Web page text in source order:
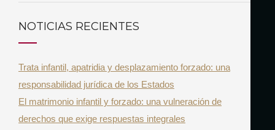
c
f
o
r
:
NOTICIAS RECIENTES
Trata infantil, apatridia y desplazamiento forzado: una
responsabilidad jurídica de los Estados
El matrimonio infantil y forzado: una vulneración de
derechos que exige respuestas integrales